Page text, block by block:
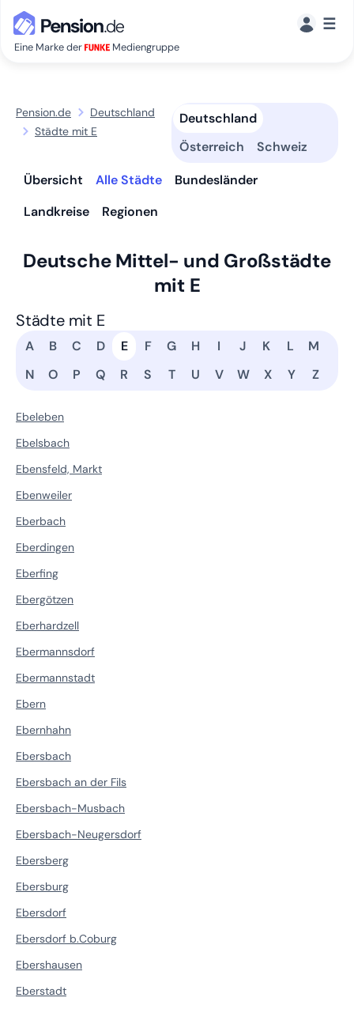
Eine Marke der Mediengruppe
☰
Pension.de
Deutschland
Städte mit E
Deutschland
Österreich
Schweiz
Übersicht
Alle Städte
Bundesländer
Landkreise
Regionen
Deutsche Mittel- und Großstädte
mit E
Städte mit E
A B C D E F G H I J K L
M
N
O P Q R S T U V W X Y Z
Ebeleben
Ebelsbach
Ebensfeld, Markt
Ebenweiler
Eberbach
Eberdingen
Eberfing
Ebergötzen
Eberhardzell
Ebermannsdorf
Ebermannstadt
Ebern
Ebernhahn
Ebersbach
Ebersbach an der Fils
Ebersbach-Musbach
Ebersbach-Neugersdorf
Ebersberg
Ebersburg
Ebersdorf
Ebersdorf b.Coburg
Ebershausen
Eberstadt